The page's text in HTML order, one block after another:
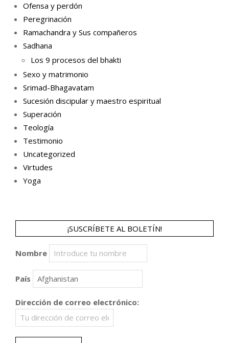
Ofensa y perdón
Peregrinación
Ramachandra y Sus compañeros
Sadhana
Los 9 procesos del bhakti
Sexo y matrimonio
Srimad-Bhagavatam
Sucesión discipular y maestro espiritual
Superación
Teología
Testimonio
Uncategorized
Virtudes
Yoga
¡SUSCRÍBETE AL BOLETÍN!
Nombre
País
Dirección de correo electrónico: